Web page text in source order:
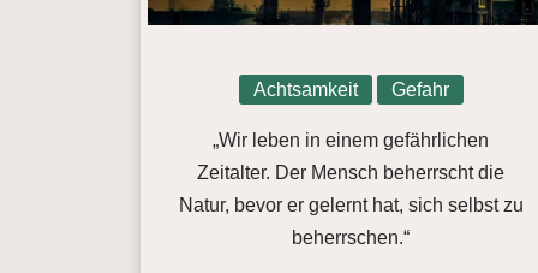
Achtsamkeit Gefahr
„Wir leben in einem gefährlichen
Zeitalter. Der Mensch beherrscht die
Natur, bevor er gelernt hat, sich selbst zu
beherrschen.“